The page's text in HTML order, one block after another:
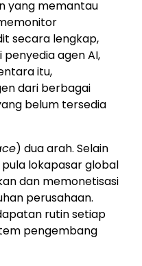
yang memantau
secara lengkap,
agen AI,
itu,
dari berbagai
belum tersedia
) dua arah. Selain
lokapasar global
dan memonetisasi
perusahaan.
rutin setiap
pengembang